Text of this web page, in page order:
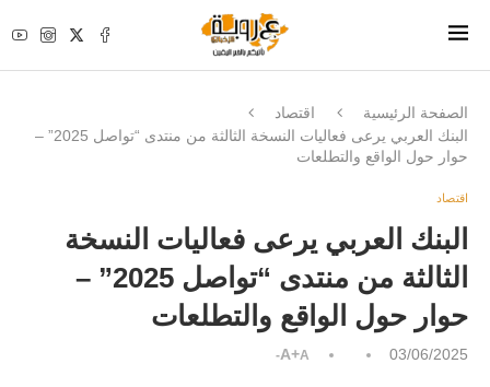
الصفحة الرئيسية
اقتصاد
البنك العربي يرعى فعاليات النسخة الثالثة من منتدى “تواصل 2025” –
حوار حول الواقع والتطلعات
اقتصاد
البنك العربي يرعى فعاليات النسخة
الثالثة من منتدى “تواصل 2025” –
حوار حول الواقع والتطلعات
03/06/2025
A+A-